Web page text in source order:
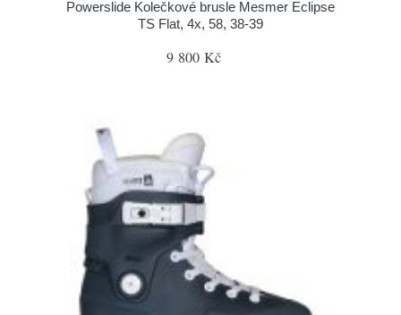
Powerslide Kolečkové brusle Mesmer Eclipse
TS Flat, 4x, 58, 38-39
9 800 Kč